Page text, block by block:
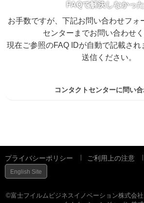
FAQで解決しなかっ
お手数ですが、下記お問い合わせフォ
センターまでお問い合わせく
現在ご参照のFAQ IDが自動で記載され
送信ください。
コンタクトセンターに問い
プライバシーポリシー ご利用上の注意
English Site
©富士フイルムビジネスイノベーション株式会